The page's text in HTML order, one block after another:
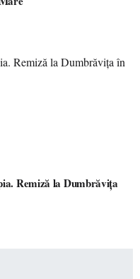
Remiză la Dumbrăvița